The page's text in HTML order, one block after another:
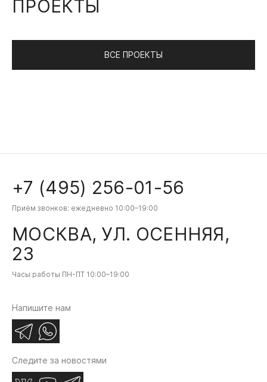
ПРОЕКТЫ
ВСЕ ПРОЕКТЫ
+7 (495) 256-01-56
Приём звонков: ежедневно 10:00–19:00
МОСКВА, УЛ. ОСЕННЯЯ,
23
Часы работы ПН-ПТ 10:00–19:00
Напишите нам
Следите за новостями